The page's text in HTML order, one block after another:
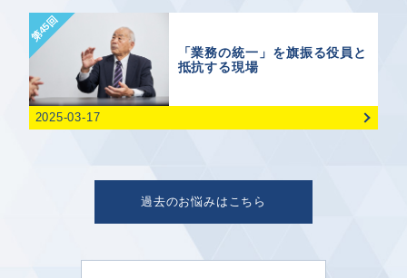
第45回
「業務の統一」を旗振る役員と
抵抗する現場
2025-03-17
過去のお悩みはこちら